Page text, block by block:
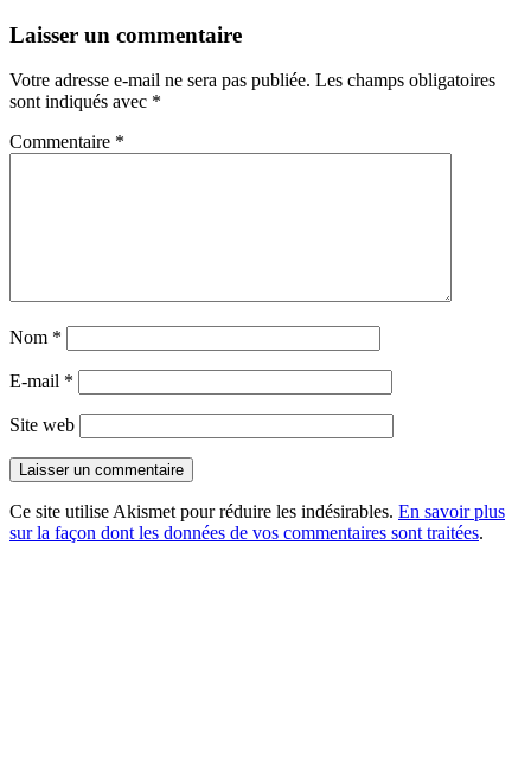
Laisser un commentaire
Votre adresse e-mail ne sera pas publiée. Les champs obligatoires
sont indiqués avec *
Commentaire *
Nom *
E-mail *
Site web
Ce site utilise Akismet pour réduire les indésirables. En savoir plus
sur la façon dont les données de vos commentaires sont traitées.